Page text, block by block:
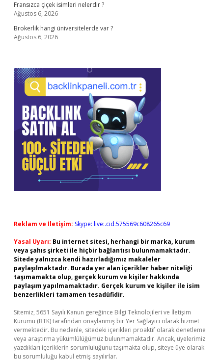
Fransızca çiçek isimleri nelerdir ?
Ağustos 6, 2026
Brokerlik hangi üniversitelerde var ?
Ağustos 6, 2026
Reklam ve İletişim: Skype: live:.cid.575569c608265c69
Yasal Uyarı: Bu internet sitesi, herhangi bir marka, kurum
veya şahıs şirketi ile hiçbir bağlantısı bulunmamaktadır.
Sitede yalnızca kendi hazırladığımız makaleler
paylaşılmaktadır. Burada yer alan içerikler haber niteliği
taşımamakta olup, gerçek kurum ve kişiler hakkında
paylaşım yapılmamaktadır. Gerçek kurum ve kişiler ile isim
benzerlikleri tamamen tesadüfidir.
Sitemiz, 5651 Sayılı Kanun gereğince Bilgi Teknolojileri ve İletişim
Kurumu (BTK) tarafından onaylanmış bir Yer Sağlayıcı olarak hizmet
vermektedir. Bu nedenle, sitedeki içerikleri proaktif olarak denetleme
veya araştırma yükümlülüğümüz bulunmamaktadır. Ancak, üyelerimiz
yazdıkları içeriklerin sorumluluğunu taşımakta olup, siteye üye olarak
bu sorumluluğu kabul etmiş sayılırlar.